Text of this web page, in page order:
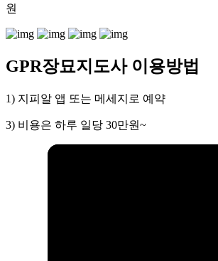
원
GPR장묘지도사 이용방법
1) 지피알 앱 또는 메세지로 예약
3) 비용은 하루 일당 30만원~